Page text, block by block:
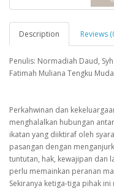
Description Reviews
Penulis: Normadiah Daud,
Fatimah Muliana Tengku Muda
Perkahwinan dan
menghalalkan hubungan
ikatan yang diiktiraf oleh
pasangan dengan
tuntutan, hak, kewajipan dan
perlu memainkan peranan
Sekiranya ketiga-tiga pihak